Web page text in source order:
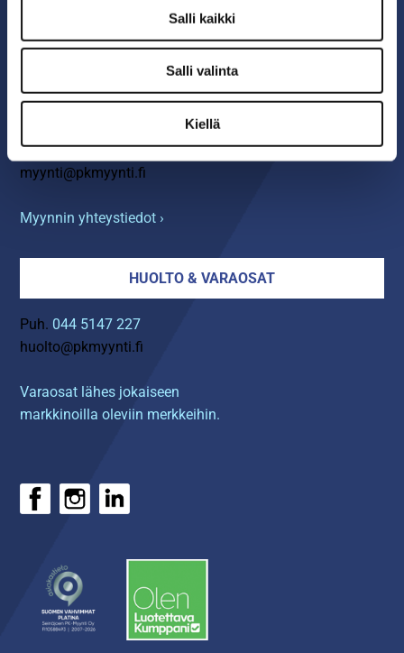
Salli kaikki
Salli valinta
Kiellä
arkisin klo 8.00-16.00
YHTEYS
06 4217 100
myynti@pkmyynti.fi
Myynnin yhteystiedot ›
HUOLTO & VARAOSAT
Puh. 044 5147 227
huolto@pkmyynti.fi
Varaosat lähes jokaiseen
markkinoilla oleviin merkkeihin.